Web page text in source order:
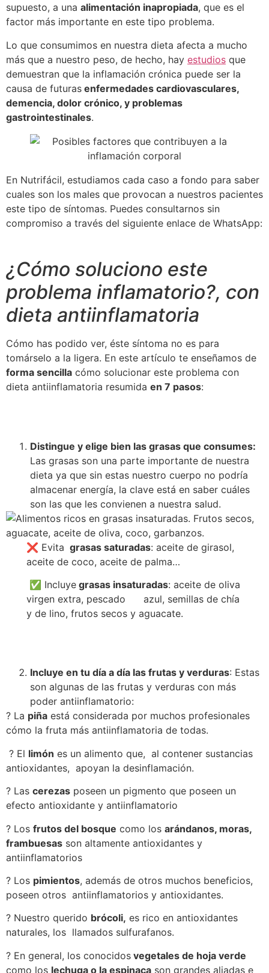
supuesto, a una alimentación inapropiada, que es el
factor más importante en este tipo problema.
Lo que consumimos en nuestra dieta afecta a mucho
más que a nuestro peso, de hecho, hay estudios que
demuestran que la inflamación crónica puede ser la
causa de futuras enfermedades cardiovasculares,
demencia, dolor crónico, y problemas
gastrointestinales.
En Nutrifácil, estudiamos cada caso a fondo para saber
cuales son los males que provocan a nuestros pacientes
este tipo de síntomas. Puedes consultarnos sin
compromiso a través del siguiente enlace de WhatsApp:
¿Cómo soluciono este
problema inflamatorio?, con
dieta antiinflamatoria
Cómo has podido ver, éste síntoma no es para
tomárselo a la ligera. En este artículo te enseñamos de
forma sencilla cómo solucionar este problema con
dieta antiinflamatoria resumida en 7 pasos:
Distingue y elige bien las grasas que consumes:
Las grasas son una parte importante de nuestra
dieta ya que sin estas nuestro cuerpo no podría
almacenar energía, la clave está en saber cuáles
son las que les convienen a nuestra salud.
❌ Evita grasas saturadas: aceite de girasol,
aceite de coco, aceite de palma…
✅ Incluye grasas insaturadas: aceite de oliva
virgen extra, pescado azul, semillas de chía
y de lino, frutos secos y aguacate.
Incluye en tu día a día las frutas y verduras: Estas
son algunas de las frutas y verduras con más
poder antiinflamatorio:
? La piña está considerada por muchos profesionales
cómo la fruta más antiinflamatoria de todas.
? El limón es un alimento que, al contener sustancias
antioxidantes, apoyan la desinflamación.
? Las cerezas poseen un pigmento que poseen un
efecto antioxidante y antiinflamatorio
? Los frutos del bosque como los arándanos, moras,
frambuesas son altamente antioxidantes y
antiinflamatorios
? Los pimientos, además de otros muchos beneficios,
poseen otros antiinflamatorios y antioxidantes.
? Nuestro querido brócoli, es rico en antioxidantes
naturales, los llamados sulfurafanos.
? En general, los conocidos vegetales de hoja verde
como los lechuga o la espinaca son grandes aliadas e